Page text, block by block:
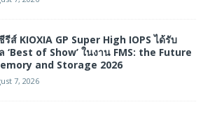
รีส์ KIOXIA GP Super High IOPS ได้รับ
‘Best of Show’ ในงาน FMS: the Future
and Storage 2026
7, 2026